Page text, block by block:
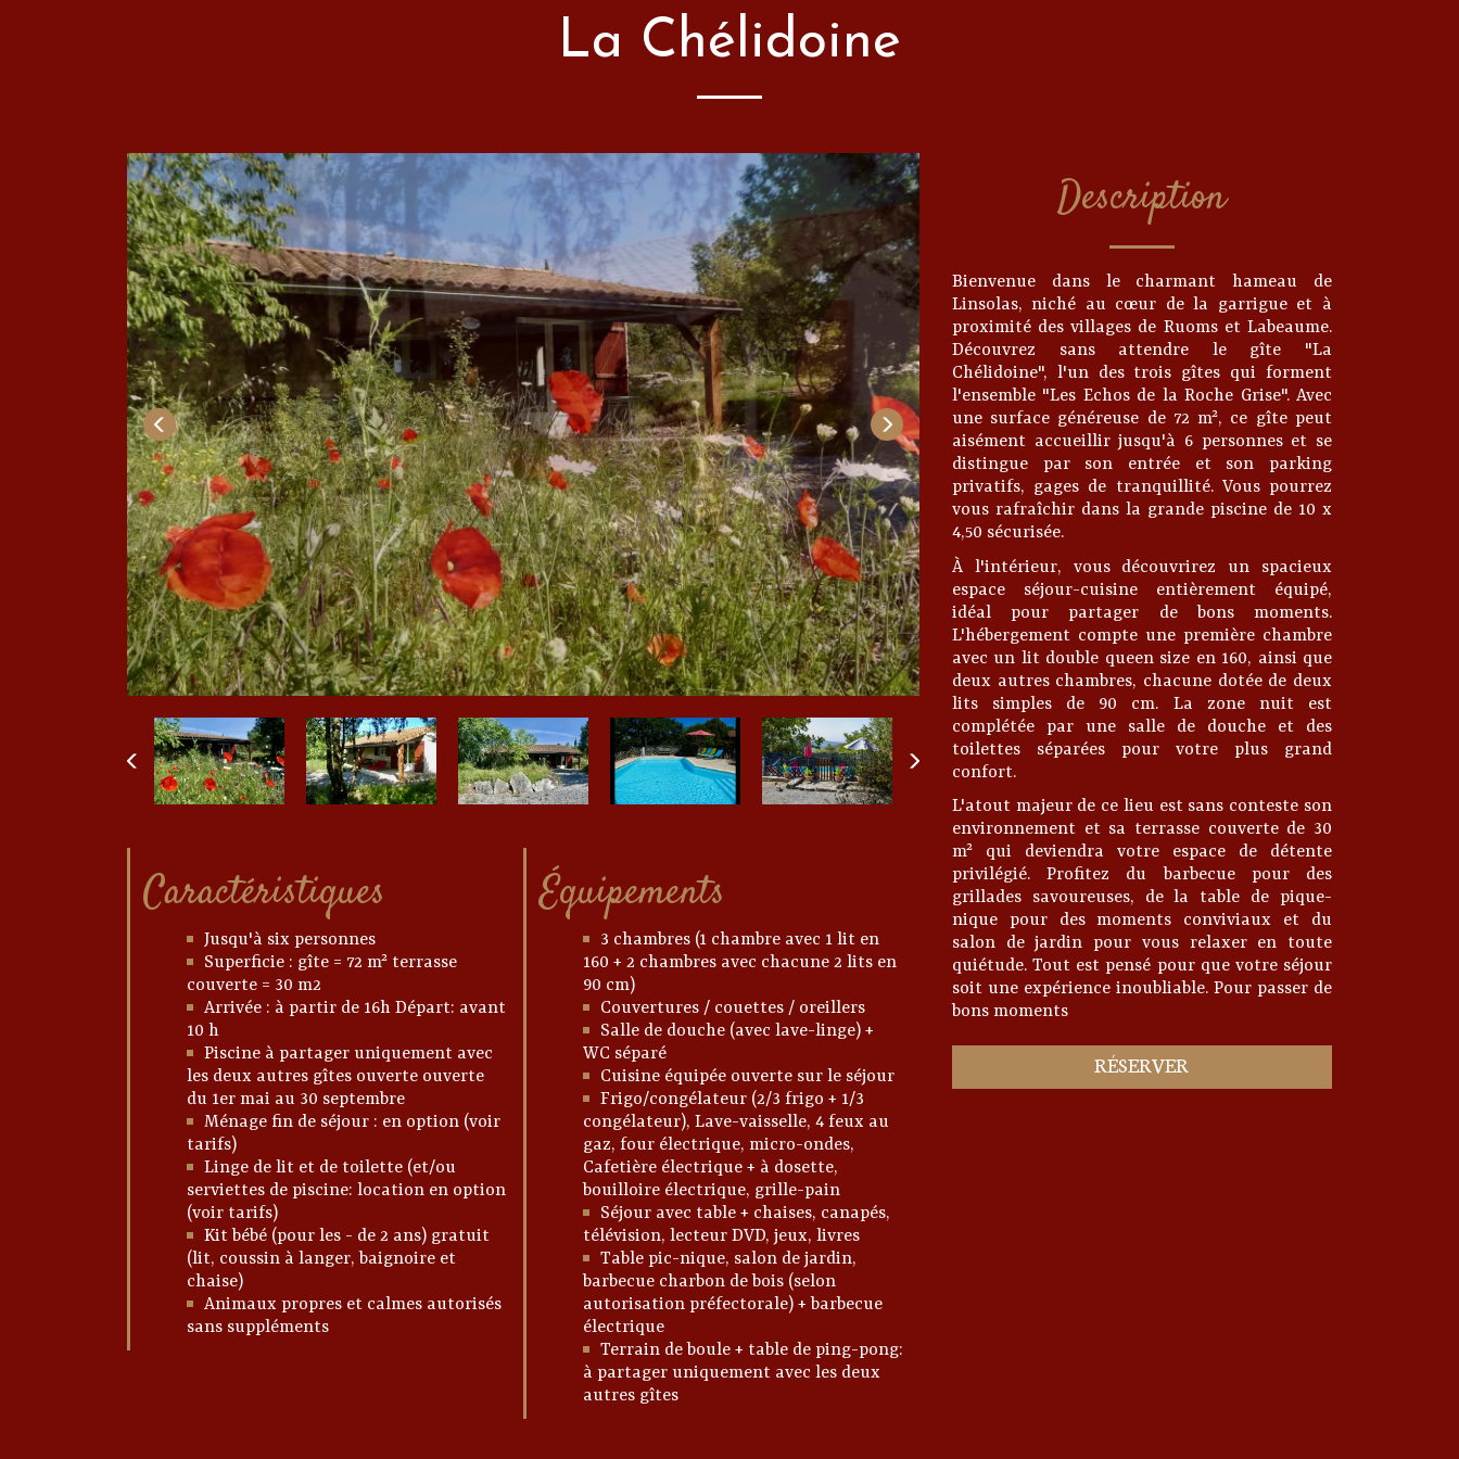
La Chélidoine
Caractéristiques
Jusqu'à six personnes
Superficie : gîte = 72 m² terrasse
couverte = 30 m2
Arrivée : à partir de 16h Départ: avant
10 h
Piscine à partager uniquement avec
les deux autres gîtes ouverte ouverte
du 1er mai au 30 septembre
Ménage fin de séjour : en option (voir
tarifs)
Linge de lit et de toilette (et/ou
serviettes de piscine: location en option
(voir tarifs)
Kit bébé (pour les - de 2 ans) gratuit
(lit, coussin à langer, baignoire et
chaise)
Animaux propres et calmes autorisés
sans suppléments
Équipements
3 chambres (1 chambre avec 1 lit en
160 + 2 chambres avec chacune 2 lits en
90 cm)
Couvertures / couettes / oreillers
Salle de douche (avec lave-linge) +
WC séparé
Cuisine équipée ouverte sur le séjour
Frigo/congélateur (2/3 frigo + 1/3
congélateur), Lave-vaisselle, 4 feux au
gaz, four électrique, micro-ondes,
Cafetière électrique + à dosette,
bouilloire électrique, grille-pain
Séjour avec table + chaises, canapés,
télévision, lecteur DVD, jeux, livres
Table pic-nique, salon de jardin,
barbecue charbon de bois (selon
autorisation préfectorale) + barbecue
électrique
Terrain de boule + table de ping-pong:
à partager uniquement avec les deux
autres gîtes
Description
Bienvenue dans le charmant hameau de
Linsolas, niché au cœur de la garrigue et à
proximité des villages de Ruoms et Labeaume.
Découvrez sans attendre le gîte "La
Chélidoine", l'un des trois gîtes qui forment
l'ensemble "Les Echos de la Roche Grise". Avec
une surface généreuse de 72 m², ce gîte peut
aisément accueillir jusqu'à 6 personnes et se
distingue par son entrée et son parking
privatifs, gages de tranquillité. Vous pourrez
vous rafraîchir dans la grande piscine de 10 x
4,50 sécurisée.
À l'intérieur, vous découvrirez un spacieux
espace séjour-cuisine entièrement équipé,
idéal pour partager de bons moments.
L'hébergement compte une première chambre
avec un lit double queen size en 160, ainsi que
deux autres chambres, chacune dotée de deux
lits simples de 90 cm. La zone nuit est
complétée par une salle de douche et des
toilettes séparées pour votre plus grand
confort.
L'atout majeur de ce lieu est sans conteste son
environnement et sa terrasse couverte de 30
m² qui deviendra votre espace de détente
privilégié. Profitez du barbecue pour des
grillades savoureuses, de la table de pique-
nique pour des moments conviviaux et du
salon de jardin pour vous relaxer en toute
quiétude. Tout est pensé pour que votre séjour
soit une expérience inoubliable. Pour passer de
bons moments
RÉSERVER